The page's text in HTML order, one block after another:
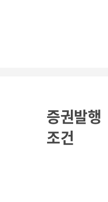
증권발행
조건